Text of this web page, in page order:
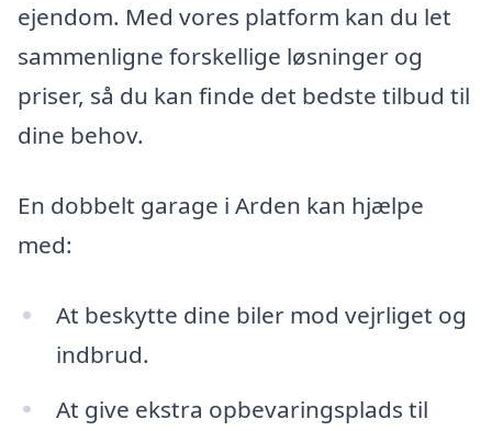
ejendom. Med vores platform kan du let
sammenligne forskellige løsninger og
priser, så du kan finde det bedste tilbud til
dine behov.
En dobbelt garage i Arden kan hjælpe
med:
At beskytte dine biler mod vejrliget og
indbrud.
At give ekstra opbevaringsplads til